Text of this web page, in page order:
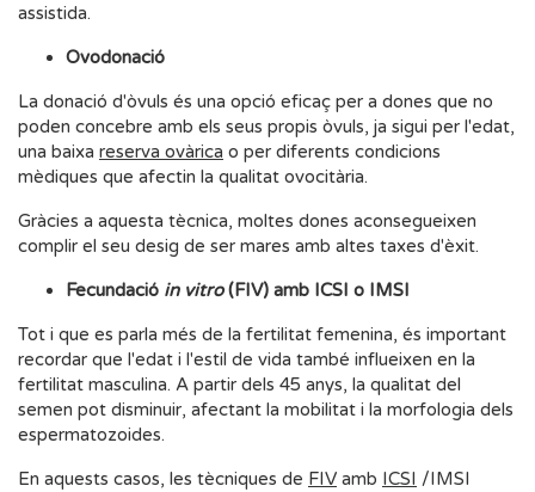
assistida.
Ovodonació
La donació d'òvuls és una opció eficaç per a dones que no
poden concebre amb els seus propis òvuls, ja sigui per l'edat,
una baixa reserva ovàrica
mèdiques que afectin la qualitat ovocitària.
Gràcies a aquesta tècnica, moltes dones aconsegueixen
complir el seu desig de ser mares amb altes taxes d'èxit.
Fecundació in vitro(FIV) amb ICSI o IMSI
Tot i que es parla més de la fertilitat femenina, és important
recordar que l'edat i l'estil de vida també influeixen en la
fertilitat masculina. A partir dels 45 anys, la qualitat del
semen pot disminuir, afectant la mobilitat i la morfologia dels
espermatozoides.
En aquests casos, les tècniques de FIV amb ICSI /IMSI